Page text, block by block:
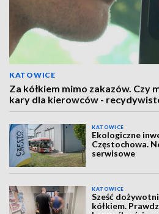
KATOWICE
Za kółkiem mimo zakazów.
kary dla kierowców -
KATOWICE
Ekologiczne
Częstochowa.
serwisowe
KATOWICE
Sześć
kółkiem.